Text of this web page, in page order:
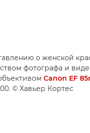
о женской
фотографа и
Canon EF
© Хавьер Кортес